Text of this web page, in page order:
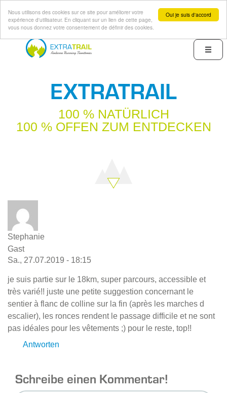
Oui je suis d'accord
Nous utilisons des cookies sur ce site pour améliorer votre
expérience d'utilisateur. En cliquant sur un lien de cette page,
vous nous donnez votre consentement de définir des cookies.
Direkt
Menu
EXTRATRAIL
100 % NATÜRLICH
100 % OFFEN ZUM ENTDECKEN
Stephanie
Gast
Sa., 27.07.2019 - 18:15
je suis partie sur le 18km, super parcours, accessible et
très varié!! juste une petite suggestion concernant le
sentier à flanc de colline sur la fin (après les marches d
escalier), les ronces rendent le passage difficile et ne sont
pas idéales pour les vêtements ;) pour le reste, top!!
Antworten
Schreibe einen Kommentar!